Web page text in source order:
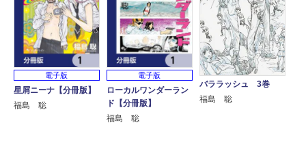
電子版
星屑ニーナ【分冊版】
福島 聡
電子版
ローカルワンダーラン
ド【分冊版】
福島 聡
バララッシュ 3巻
福島 聡